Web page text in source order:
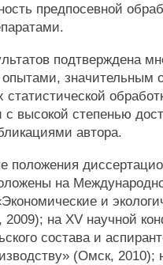
предпосевной
подтверждена
значительным
высокой степенью
автора.
положения
на
и
на XV научной
состава и
(Омск, 2010);